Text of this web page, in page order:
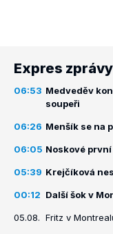
Expres zprávy
06:53 Medveděv
soupeři
06:26 Menšík se na
06:05 Noskové
05:39 Krejčíková
00:12 Další šok v
05.08. Fritz v